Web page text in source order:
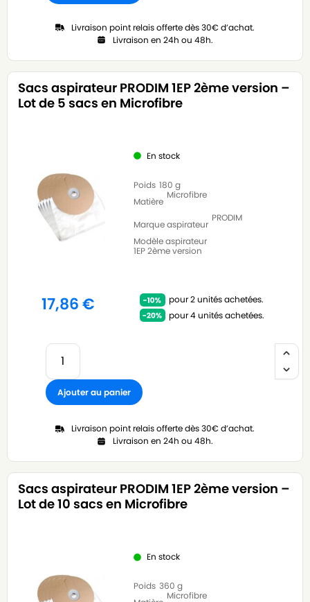
Livraison point relais offerte dès 30€ d’achat.
Livraison en 24h ou 48h.
Sacs aspirateur PRODIM 1EP 2ème version –
Lot de 5 sacs en Microfibre
En stock
Poids 180 g
Matière
Microfibre
Marque aspirateur
PRODIM
Modèle aspirateur
1EP 2ème version
17,86€
pour 2 unités achetées.
pour 4 unités achetées.
Ajouter au panier
Livraison point relais offerte dès 30€ d’achat.
Livraison en 24h ou 48h.
Sacs aspirateur PRODIM 1EP 2ème version –
Lot de 10 sacs en Microfibre
En stock
Poids 360 g
Microfibre